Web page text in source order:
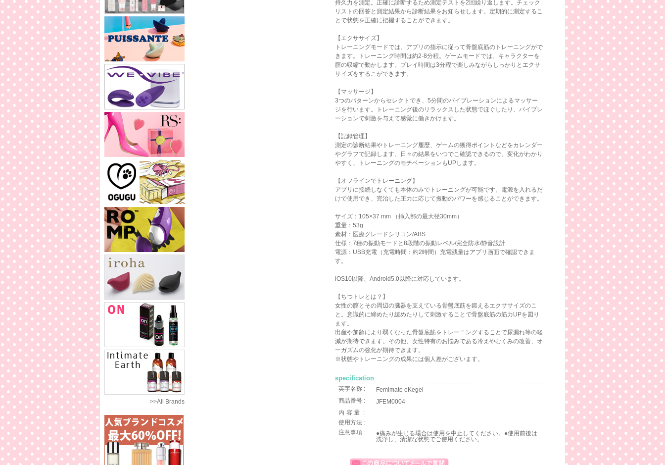
>>All Brands
持久力を測定。正確に診断するため測定テストを2回繰り返します。チェック
リストの回答と測定結果から診断結果をお知らせします。定期的に測定するこ
とで状態を正確に把握することができます。
【エクササイズ】
トレーニングモードでは、アプリの指示に従って骨盤底筋のトレーニングがで
きます。トレーニング時間は約2-8分程。ゲームモードでは、キャラクターを
膣の収縮で動かします。プレイ時間は3分程で楽しみながらしっかりとエクサ
サイズをするこができます。
【マッサージ】
3つのパターンからセレクトでき、5分間のバイブレーションによるマッサー
ジを行います。トレーニング後のリラックスした状態でほぐしたり、バイブレ
ーションで刺激を与えて感覚に働きかけます。
【記録管理】
測定の診断結果やトレーニング履歴、ゲームの獲得ポイントなどをカレンダー
やグラフで記録します。日々の結果をいつでこ確認できるので、変化がわかり
やすく、トレーニングのモチベーションもUPします。
【オフラインでトレーニング】
アプリに接続しなくても本体のみでトレーニングが可能です。電源を入れるだ
けで使用でき、完治した圧力に応じて振動のパワーを感じることができます。
サイズ：105×37 mm （挿入部の最大径30mm）
重量：53g
素材：医療グレードシリコン/ABS
仕様：7種の振動モードと8段階の振動レベル/完全防水/静音設計
電源：USB充電（充電時間：約2時間）充電残量はアプリ画面で確認できま
す。
iOS10以降、Android5.0以降に対応しています。
【ちつトレとは？】
女性の膣とその周辺の臓器を支えている骨盤底筋を鍛えるエクササイズのこ
と。意識的に締めたり緩めたりして刺激することで骨盤底筋の筋力UPを図り
ます。
出産や加齢により弱くなった骨盤底筋をトレーニングすることで尿漏れ等の軽
減が期待できます。その他、女性特有のお悩みである冷えやむくみの改善、オ
ーガズムの強化が期待できます。
※状態やトレーニングの成果には個人差がございます。
specification
英字名称 :
Femimate eKegel
商品番号 :
JFEM0004
内容量 :
使用方法 :
注意事項 :
●痛みが生じる場合は使用を中止してください。●使用前後は
洗浄し、清潔な状態でご使用ください。